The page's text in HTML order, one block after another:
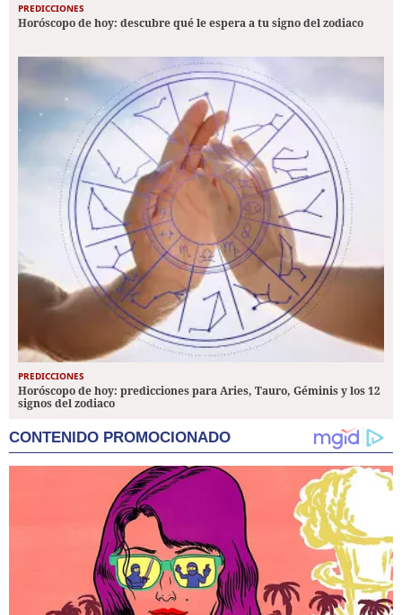
PREDICCIONES
Horóscopo de hoy: descubre qué le espera a tu signo del zodiaco
PREDICCIONES
Horóscopo de hoy: predicciones para Aries, Tauro, Géminis y los 12
signos del zodiaco
CONTENIDO PROMOCIONADO